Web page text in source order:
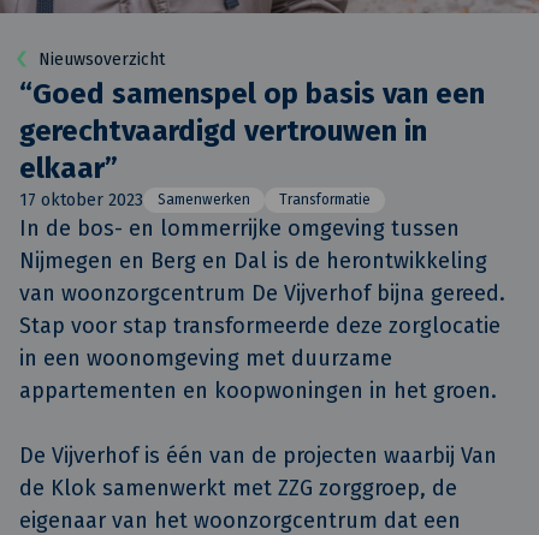
Nieuwsoverzicht
“Goed samenspel op basis van een
gerechtvaardigd vertrouwen in
elkaar”
17 oktober 2023 Samenwerken Transformatie
In de bos- en lommerrijke omgeving tussen
Nijmegen en Berg en Dal is de herontwikkeling
van woonzorgcentrum De Vijverhof bijna gereed.
Stap voor stap transformeerde deze zorglocatie
in een woonomgeving met duurzame
appartementen en koopwoningen in het groen.
De Vijverhof is één van de projecten waarbij Van
de Klok samenwerkt met ZZG zorggroep, de
eigenaar van het woonzorgcentrum dat een